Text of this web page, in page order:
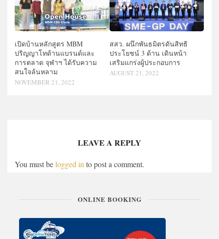
เปิดบ้านหลักสูตร MBM
ปริญญาโทด้านแบรนด์และ
การตลาด จุฬาฯ ได้รับความ
สนใจล้นหลาม
NOVEMBER 21, 2022
สสว. ผนึกพันธมิตรดันสิทธิ
ประโยชน์ 3 ด้าน เดินหน้า
เสริมแกร่งผู้ประกอบการ
AUGUST 21, 2022
LEAVE A REPLY
You must belogged in to post a comment.
ONLINE BOOKING